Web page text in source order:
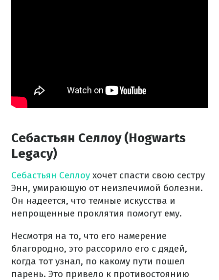
Себастьян Селлоу (Hogwarts
Legacy)
Себастьян Селлоу хочет спасти свою сестру
Энн, умирающую от неизлечимой болезни.
Он надеется, что темные искусства и
непрощенные проклятия помогут ему.
Несмотря на то, что его намерение
благородно, это рассорило его с дядей,
когда тот узнал, по какому пути пошел
парень. Это привело к противостоянию